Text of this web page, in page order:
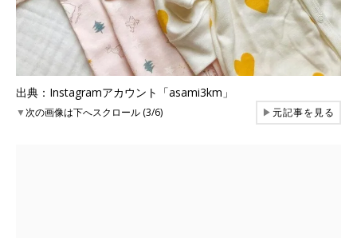
出典：Instagramアカウント「asami3km」
▼次の画像は下へスクロール (3/6) ▶元記事を見る